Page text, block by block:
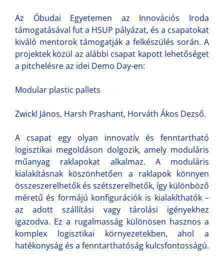
Az Óbudai Egyetemen az Innovációs Iroda
támogatásával fut a HSUP pályázat, és a csapatokat
kiváló mentorok támogatják a felkészülés során. A
projektek közül az alábbi csapat kapott lehetőséget
a pitchelésre az idei Demo Day-en:
Modular plastic pallets
Zwickl János, Harsh Prashant, Horváth Ákos Dezső.
A csapat egy olyan innovatív és fenntartható
logisztikai megoldáson dolgozik, amely moduláris
műanyag raklapokat alkalmaz. A moduláris
kialakításnak köszönhetően a raklapok könnyen
összeszerelhetők és szétszerelhetők, így különböző
méretű és formájú konfigurációk is kialakíthatók –
az adott szállítási vagy tárolási igényekhez
igazodva. Ez a rugalmasság különösen hasznos a
komplex logisztikai környezetekben, ahol a
hatékonyság és a fenntarthatóság kulcsfontosságú.